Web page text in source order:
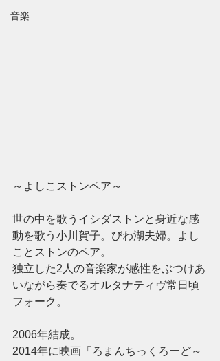
音楽
～よしこストンペア～
世の中を歌うイシダストンと身近な感
動を歌う小川賀子。びわ湖夫婦。よし
ことストンのペア。
独立した2人の音楽家が感性をぶつけあ
いながら奏でるオルタナティヴ常日頃
フォーク。
2006年結成。
2014年に映画「ろまんちっくろーど～